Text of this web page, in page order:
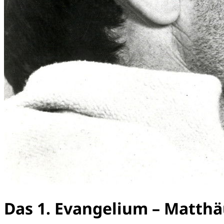
Das 1. Evangelium –